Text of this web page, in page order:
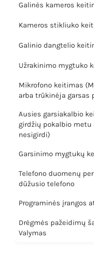
Galinės kameros
Kameros stikliuko
Galinio dangtelio
Užrakinimo mygtuko
Mikrofono keitimas
arba trūkinėja garsas
Ausies garsiakalbio
girdžių pokalbio metu
nesigirdi)
Garsinimo mygtukų
Telefono duomenų
dūžusio telefono
Programinės įrangos
Drėgmės pažeidimų
Valymas